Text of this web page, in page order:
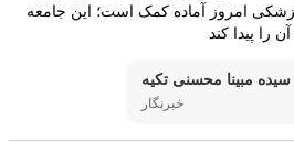
امروز آماده کمک است؛ این جامعه
را پیدا کند
سیده مبینا محسنی تکیه
خبرنگار